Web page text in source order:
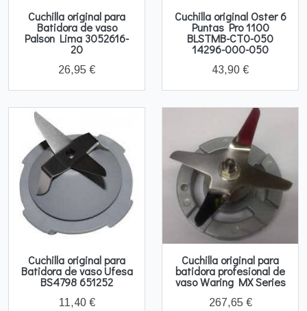
Cuchilla original para
Batidora de vaso
Palson Lima 3052616-
20
26,95 €
Cuchilla original Oster 6
Puntas Pro 1100
BLSTMB-CT0-050
14296-000-050
43,90 €
Cuchilla original para
Batidora de vaso Ufesa
BS4798 651252
11,40 €
Cuchilla original para
batidora profesional de
vaso Waring MX Series
267,65 €